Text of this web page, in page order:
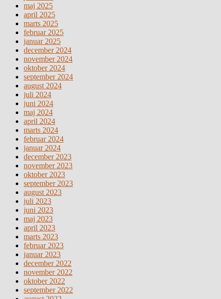
maj 2025
april 2025
marts 2025
februar 2025
januar 2025
december 2024
november 2024
oktober 2024
september 2024
august 2024
juli 2024
juni 2024
maj 2024
april 2024
marts 2024
februar 2024
januar 2024
december 2023
november 2023
oktober 2023
september 2023
august 2023
juli 2023
juni 2023
maj 2023
april 2023
marts 2023
februar 2023
januar 2023
december 2022
november 2022
oktober 2022
september 2022